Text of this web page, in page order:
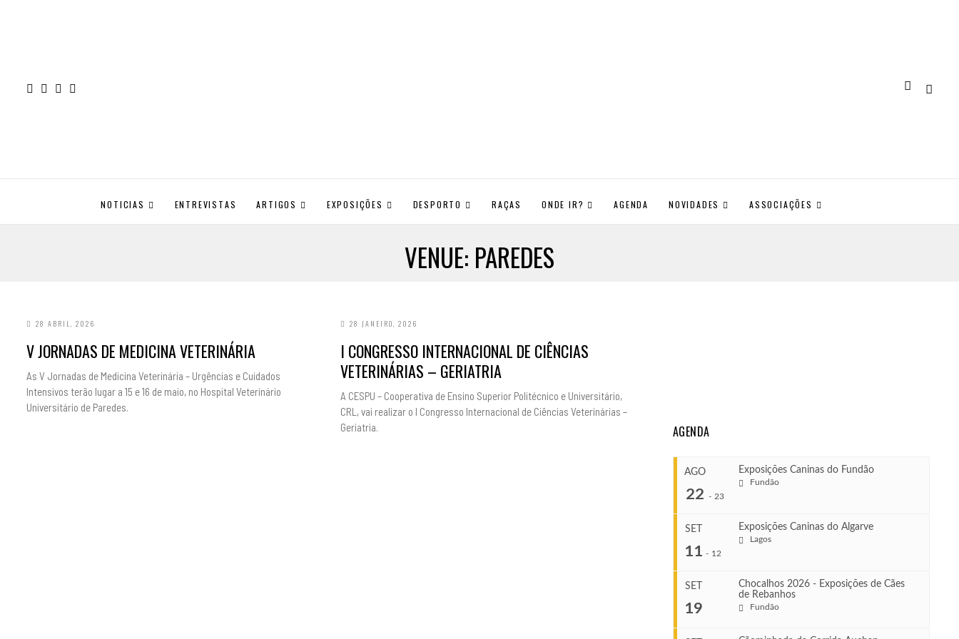
NOTICIAS ENTREVISTAS ARTIGOS EXPOSIÇÕES DESPORTO RAÇAS ONDE IR? AGENDA NOVIDADES ASSOCIAÇÕES
VENUE: PAREDES
28 ABRIL, 2026
V JORNADAS DE MEDICINA VETERINÁRIA
As V Jornadas de Medicina Veterinária – Urgências e Cuidados
Intensivos terão lugar a 15 e 16 de maio, no Hospital Veterinário
Universitário de Paredes.
28 JANEIRO, 2026
I CONGRESSO INTERNACIONAL DE CIÊNCIAS
VETERINÁRIAS – GERIATRIA
A CESPU – Cooperativa de Ensino Superior Politécnico e Universitário,
CRL, vai realizar o I Congresso Internacional de Ciências Veterinárias –
Geriatria.
AGENDA
AGO
22 - 23
Exposições Caninas do Fundão
Fundão
Ago 22, 2026
SET
11 - 12
Exposições Caninas do Algarve
Lagos
SET
19
Chocalhos 2026 - Exposições de Cães
de Rebanhos
Fundão